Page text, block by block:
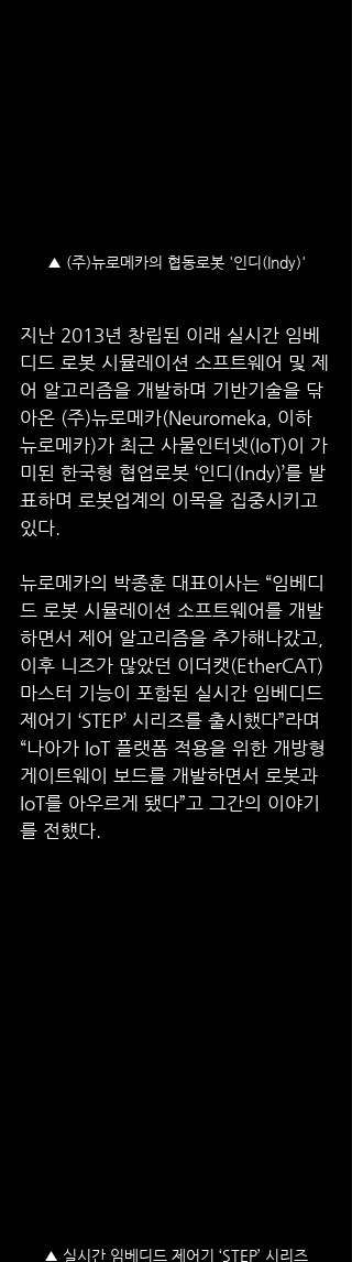
▲ (주)뉴로메카의 협동로봇 '인디(Indy)'
지난 2013년 창립된 이래 실시간 임베
디드 로봇 시뮬레이션 소프트웨어 및 제
어 알고리즘을 개발하며 기반기술을 닦
아온 (주)뉴로메카(Neuromeka, 이하
뉴로메카)가 최근 사물인터넷(IoT)이 가
미된 한국형 협업로봇 ‘인디(Indy)’를 발
표하며 로봇업계의 이목을 집중시키고
있다.
뉴로메카의 박종훈 대표이사는 “임베디
드 로봇 시뮬레이션 소프트웨어를 개발
하면서 제어 알고리즘을 추가해나갔고,
이후 니즈가 많았던 이더캣(EtherCAT)
마스터 기능이 포함된 실시간 임베디드
제어기 ‘STEP’ 시리즈를 출시했다”라며
“나아가 IoT 플랫폼 적용을 위한 개방형
게이트웨이 보드를 개발하면서 로봇과
IoT를 아우르게 됐다”고 그간의 이야기
를 전했다.
▲ 실시간 임베디드 제어기 ‘STEP’ 시리즈